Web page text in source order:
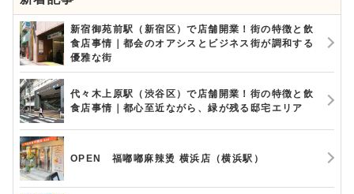
新宿御苑前駅（新宿区）で店舗開業！街の特徴と飲
食店事情｜都会のオアシスとビジネス街が調和する
優雅な街
代々木上原駅（渋谷区）で店舗開業！街の特徴と飲
食店事情｜都心至近ながら、緑が残る邸宅エリア
OPEN 福嘟嘟麻辣烫 横浜店（横浜駅）